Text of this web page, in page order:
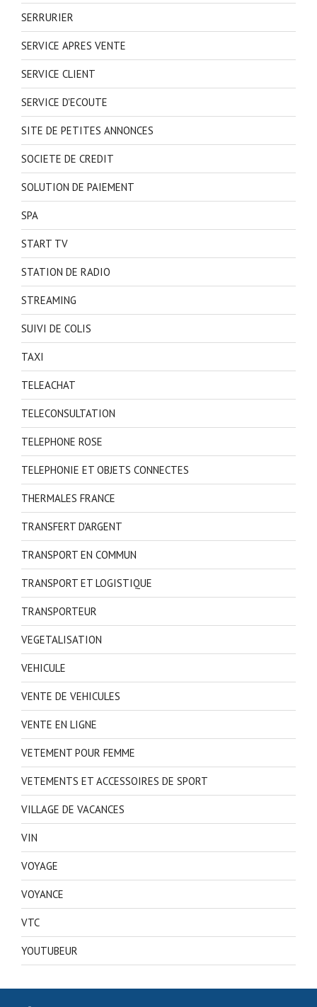
SERRURIER
SERVICE APRES VENTE
SERVICE CLIENT
SERVICE D'ECOUTE
SITE DE PETITES ANNONCES
SOCIETE DE CREDIT
SOLUTION DE PAIEMENT
SPA
START TV
STATION DE RADIO
STREAMING
SUIVI DE COLIS
TAXI
TELEACHAT
TELECONSULTATION
TELEPHONE ROSE
TELEPHONIE ET OBJETS CONNECTES
THERMALES FRANCE
TRANSFERT D'ARGENT
TRANSPORT EN COMMUN
TRANSPORT ET LOGISTIQUE
TRANSPORTEUR
VEGETALISATION
VEHICULE
VENTE DE VEHICULES
VENTE EN LIGNE
VETEMENT POUR FEMME
VETEMENTS ET ACCESSOIRES DE SPORT
VILLAGE DE VACANCES
VIN
VOYAGE
VOYANCE
VTC
YOUTUBEUR